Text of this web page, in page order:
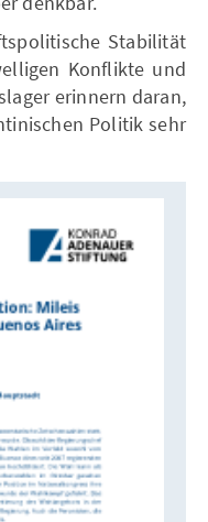
Stabilität
Konflikte und
erinnern daran,
Politik sehr